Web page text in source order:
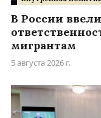
В России
мигрантам
5 августа 2026 г.